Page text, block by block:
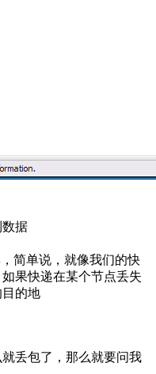
据
简单说，就像我们的快
果快递在某个节点丢失
的地
丢包了，那么就要问我